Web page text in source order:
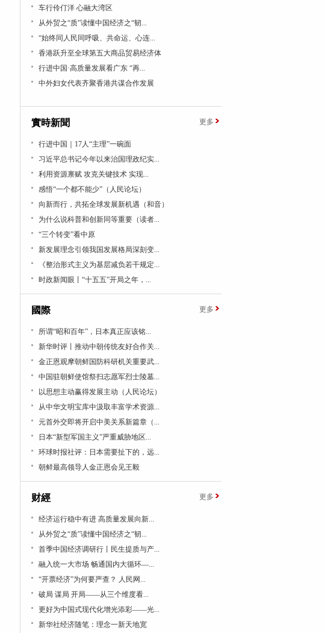
车行伶仃洋 心融大湾区
从外贸之“质”读懂中国经济之“韧...
“始终同人民同呼吸、共命运、心连...
香港跃升至全球第五大商品贸易经济体
行进中国·高质量发展看广东 “再...
中外妇女代表齐聚香港共谋合作发展
實時新聞 更多
行进中国｜17人“主理”一碗面
习近平总书记今年以来治国理政纪实...
利用资源禀赋 攻克关键技术 实现...
感悟“一个都不能少”（人民论坛）
向新而行，共拓全球发展新机遇（和音）
为什么说科普和创新同等重要（读者...
“三个转变”看中原
新发展理念引领我国发展格局深刻变...
《整治形式主义为基层减负若干规定...
时政新闻眼丨“十五五”开局之年，...
國際 更多
所谓“昭和百年”，日本真正应该铭...
新华时评丨推动中朝传统友好合作关...
金正恩观摩朝鲜国防科研机关重要武...
中国驻朝鲜使馆祭扫志愿军烈士陵墓...
以思想主动赢得发展主动（人民论坛）
从中华文明宝库中汲取丰富学术资源...
元首外交即将开启中美关系新篇章（...
日本“新型军国主义”严重威胁地区...
环球时报社评：日本需要扯下的，远...
朝鲜最高领导人金正恩会见王毅
财經 更多
经济运行稳中有进 高质量发展向新...
从外贸之“质”读懂中国经济之“韧...
首季中国经济调研行丨民生提质与产...
融入统一大市场 畅通国内大循环—...
“开票经济”为何要严查？ 人民网...
破局 谋局 开局——从三个维度看...
更好为中国式现代化增光添彩——光...
新华社经济随笔：理念一新天地宽